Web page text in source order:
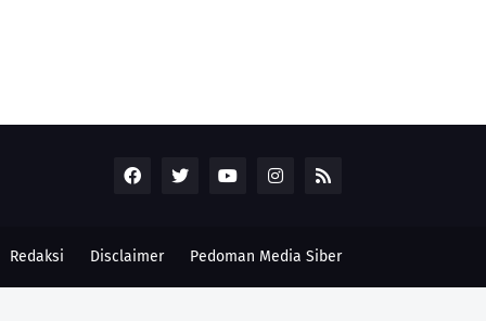
Redaksi Disclaimer Pedoman Media Siber